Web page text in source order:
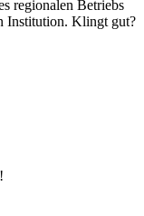
regionalen Betriebs
Institution. Klingt gut?